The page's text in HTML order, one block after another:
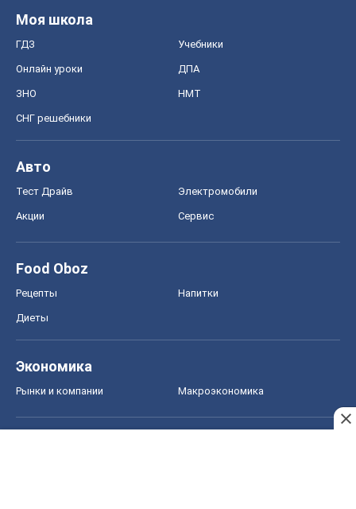
Моя школа
ГДЗ Учебники
Онлайн уроки ДПА
ЗНО НМТ
СНГ решебники
Авто
Тест Драйв Электромобили
Акции Сервис
Food Oboz
Рецепты Напитки
Диеты
Экономика
Рынки и компании Mакроэкономика